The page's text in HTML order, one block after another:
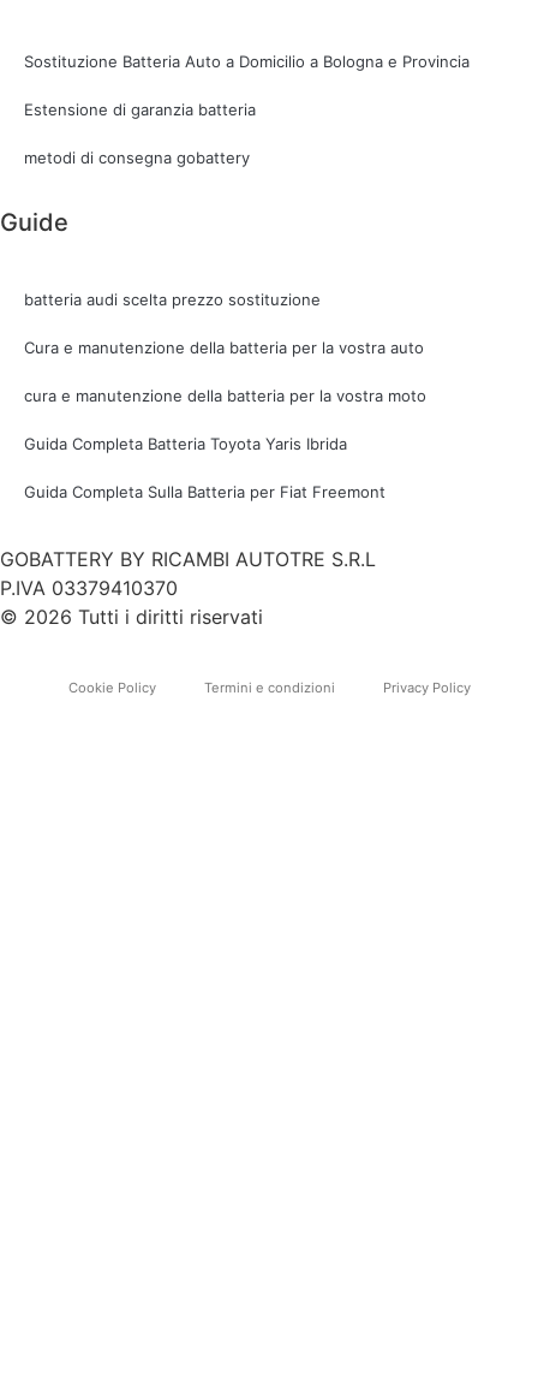
Sostituzione Batteria Auto a Domicilio a Bologna e Provincia
Estensione di garanzia batteria
metodi di consegna gobattery
Guide
batteria audi scelta prezzo sostituzione
Cura e manutenzione della batteria per la vostra auto
cura e manutenzione della batteria per la vostra moto
Guida Completa Batteria Toyota Yaris Ibrida
Guida Completa Sulla Batteria per Fiat Freemont
GOBATTERY BY RICAMBI AUTOTRE S.R.L
P.IVA 03379410370
© 2026 Tutti i diritti riservati
Cookie Policy Termini e condizioni Privacy Policy